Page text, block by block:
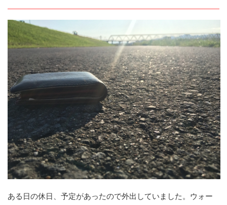
ある日の休日、予定があったので外出していました。ウォー